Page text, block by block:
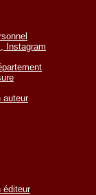
Instagram
auteur
éditeur